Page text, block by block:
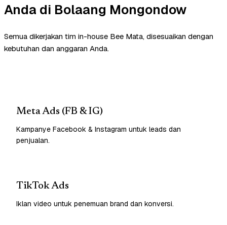
Anda di Bolaang Mongondow
Semua dikerjakan tim in-house Bee Mata, disesuaikan dengan
kebutuhan dan anggaran Anda.
Meta Ads (FB & IG)
Kampanye Facebook & Instagram untuk leads dan
penjualan.
TikTok Ads
Iklan video untuk penemuan brand dan konversi.